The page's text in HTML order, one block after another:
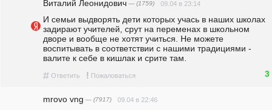
Виталий Леонидович — (1759) 09.04 в 23:14
И семьи выдворять дети которых учась в наших школах
задирают учителей, cpут на переменах в школьном
дворе и вообще не хотят учиться. Не можете
воспитывать в соответствии с нашими традициями -
валите к себе в кишлак и cpите там.
# Ответить ! Пожаловаться 3
mrovo vng — (7917) 09.04 в 22:46